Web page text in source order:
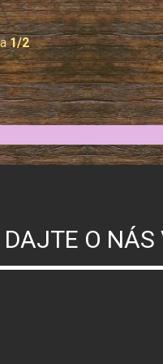
1/2
DAJTE O